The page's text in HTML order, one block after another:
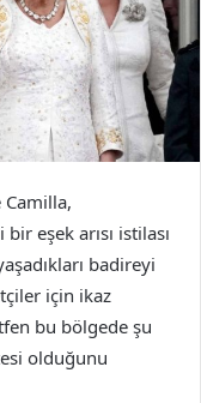
eşek arısı istilası
badireyi
için ikaz
bu bölgede şu
olduğunu